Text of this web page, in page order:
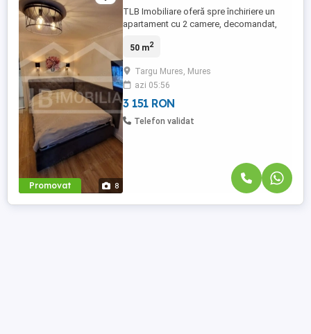
Promovat 8
TLB Imobiliare oferă spre închiriere un
apartament cu 2 camere, decomandat,
Mureș, într-o locație excelentă, aproape
Mureș și Spitalul Clinic Județean Mureș.
Apartamentul este recent amenajat,
luminos și confortabil, fiind ideal ...
50 m2
Targu Mures, Mures
azi 05:56
3 151 RON
Telefon validat